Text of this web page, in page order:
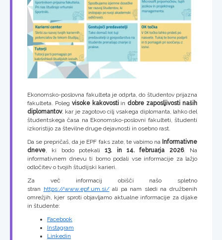
Ekonomsko-poslovna fakulteta je odprta, do študentov prijazna
fakulteta. Poleg visoke kakovostiin dobre zaposljivosti naših
diplomantov, kar je zagotovo cilj vsakega diplomanta, lahko del
študentskega časa na Ekonomsko-poslovni fakulteti, študenti
izkoristijo za številne druge dejavnosti in osebno rast.
Da se prepričaš, da je EPF faks zate, te vabimo na Informativne
dneve , ki bodo potekali13. in 14. februarja 2026. Na
informativnem dnevu ti bomo podali vse informacije za lažjo
odločitev o tvojih študijski karieri.
Za več informacij obišči našo spletno
stran https://www.epf.um.si/ali pa nam sledi na družbenih
omrežjih, kjer sproti objavljamo aktualne informacije za dijake
in študente:
Facebook
Instagram
Linkedin